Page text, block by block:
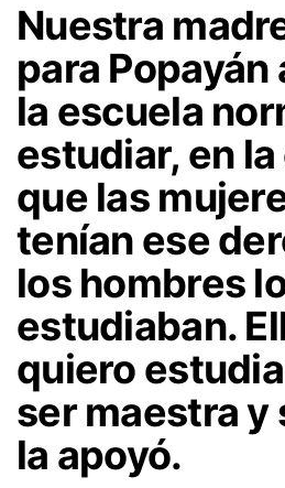
Nuestra
para Popayán
la escuela
estudiar, en
que las
tenían ese
los hombres
estudiaban.
quiero
ser maestra y
la apoyó.